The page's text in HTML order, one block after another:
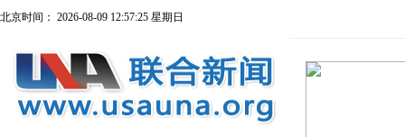
北京时间： 2026-08-09 12:57:26 星期日